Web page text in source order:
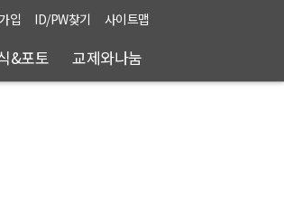
입 ID/PW찾기 사이트맵
&포토 교제와나눔